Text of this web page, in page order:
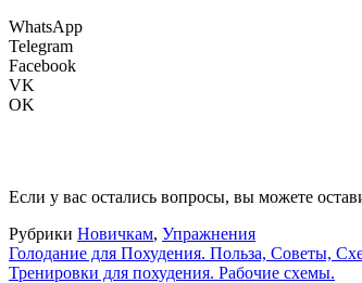
WhatsApp
Telegram
Facebook
VK
OK
Если у вас остались вопросы, вы можете
Рубрики Новичкам, Упражнения
Голодание для Похудения. Польза, Советы,
Тренировки для похудения. Рабочие схемы.